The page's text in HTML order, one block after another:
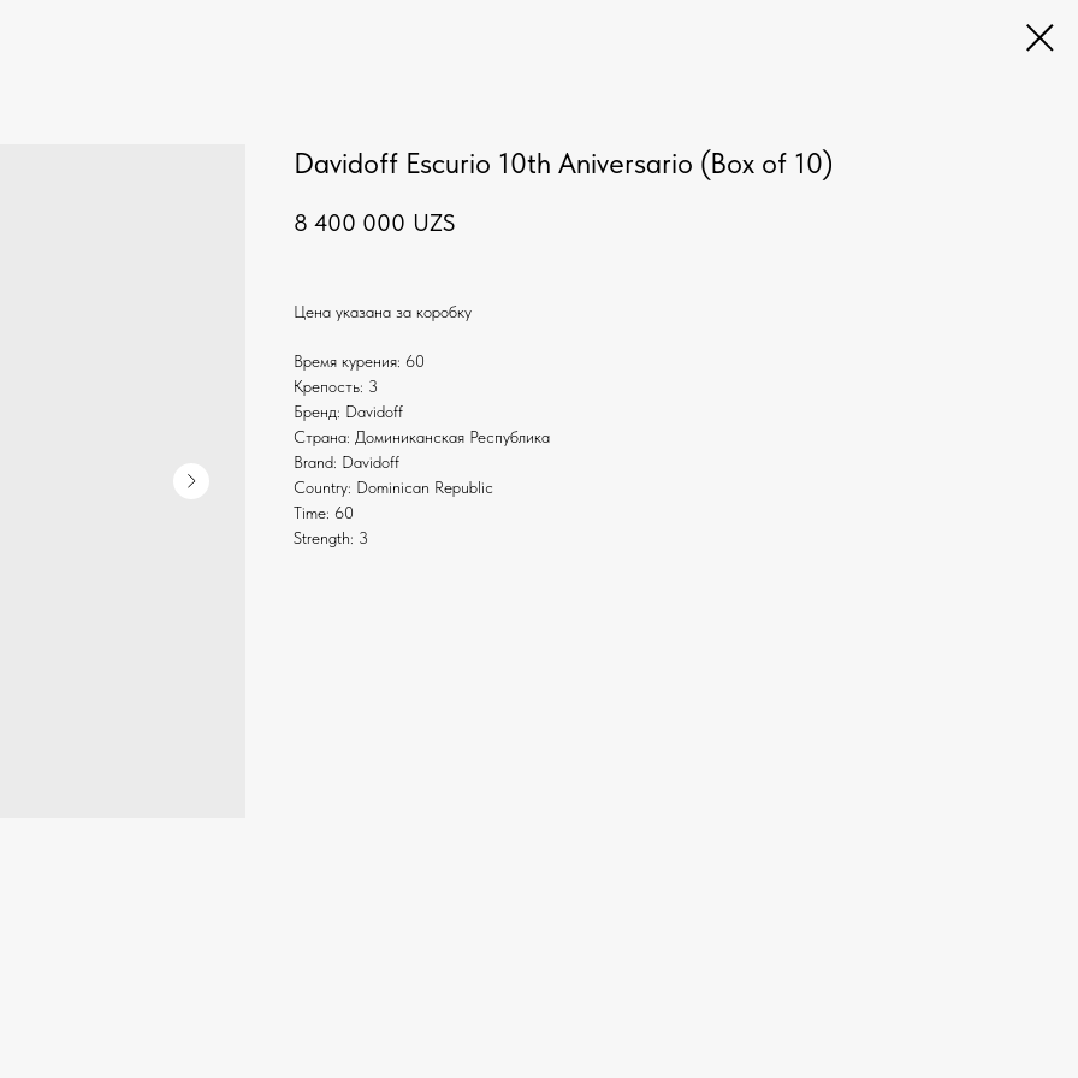
Davidoff Escurio 10th Aniversario (Box of 10)
8 400 000 UZS
Цена указана за коробку
Время курения: 60
Крепость: 3
Бренд: Davidoff
Страна: Доминиканская Республика
Brand: Davidoff
Country: Dominican Republic
Time: 60
Strength: 3